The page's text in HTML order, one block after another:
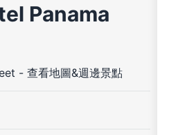
Panama
- 查看地圖&週邊景點